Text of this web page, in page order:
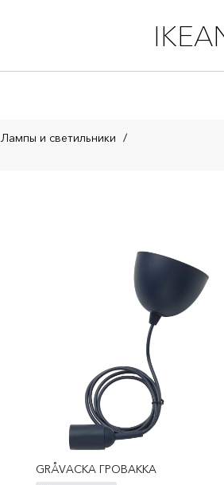
Лампы и светильники /
GRÅVACKA ГРОВАККА